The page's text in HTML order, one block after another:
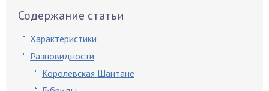
Содержание статьи
Характеристики
Разновидности
Королевская Шантане